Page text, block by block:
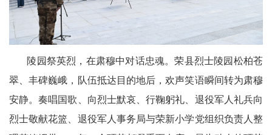
府
游
天
府
陵园祭英烈，在肃穆中对话忠魂。荣县烈士陵园松柏苍
翠、丰碑巍峨，队伍抵达目的地后，欢声笑语瞬间转为肃穆
安静。奏唱国歌、向烈士默哀、行鞠躬礼、退役军人礼兵向
烈士敬献花篮、退役军人事务局与荣新小学党组织负责人整